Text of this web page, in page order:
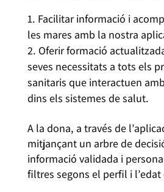
Facilitar informació i
les mares amb la nostra
Oferir formació
seves necessitats a tots els
sanitaris que interactuen
dins els sistemes de salut.
A la dona, a través de
mitjançant un arbre de
informació validada i
filtres segons el perfil i